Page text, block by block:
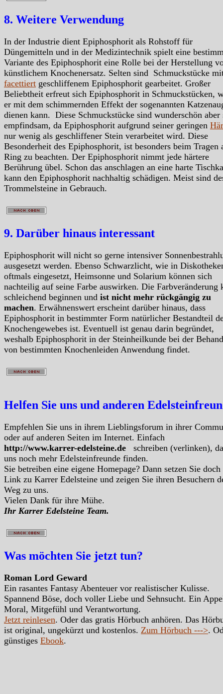
8. Weitere Verwendung
In der Industrie dient Epiphosphorit als Rohstoff für
Düngemitteln und in der Medizintechnik spielt eine
Variante des Epiphosphorit eine Rolle bei der Herstellung
künstlichem Knochenersatz. Selten sind Schmuckstücke
facettiert geschliffenem Epiphosphorit gearbeitet. Großer
Beliebtheit erfreut sich Epiphosphorit in Schmuckstücken,
er mit dem schimmernden Effekt der sogenannten
dienen kann. Diese Schmuckstücke sind wunderschön aber
empfindsam, da Epiphosphorit aufgrund seiner geringen
nur wenig als geschliffener Stein verarbeitet wird. Diese
Besonderheit des Epiphosphorit, ist besonders beim Tragen
Ring zu beachten. Der Epiphosphorit nimmt jede härtere
Berührung übel. Schon das anschlagen an eine harte
kann den Epiphosphorit nachhaltig schädigen. Meist sind
Trommelsteine in Gebrauch.
9. Darüber hinaus interessant
Epiphosphorit will nicht so gerne intensiver
ausgesetzt werden. Ebenso Schwarzlicht, wie in
oftmals eingesetzt, Heimsonne und Solarium können sich
nachteilig auf seine Farbe auswirken. Die Farbveränderung
schleichend beginnen und ist nicht mehr rückgängig zu
machen. Erwähnenswert erscheint darüber hinaus, dass
Epiphosphorit in bestimmter Form natürlicher Bestandteil
Knochengewebes ist. Eventuell ist genau darin begründet,
weshalb Epiphosphorit in der Steinheilkunde bei der
von bestimmten Knochenleiden Anwendung findet.
Helfen Sie uns und anderen
Empfehlen Sie uns in ihrem Lieblingsforum in ihrer
oder auf anderen Seiten im Internet. Einfach
http://www.karrer-edelsteine.de
schreiben (verlinken),
uns noch mehr Edelsteinfreunde finden.
Sie betreiben eine eigene Homepage? Dann setzen Sie doch
Link zu Karrer Edelsteine und zeigen Sie ihren Besuchern
Weg zu uns.
Vielen Dank für ihre Mühe.
Ihr Karrer Edelsteine Team.
Was möchten Sie jetzt tun?
Roman Lord Geward
Ein rasantes Fantasy Abenteuer vor realistischer Kulisse.
Spannend Böse, doch voller Liebe und Sehnsucht. Ein
Moral, Mitgefühl und Verantwortung.
Jetzt reinlesen. Oder das gratis Hörbuch anhören. Das
ist original, ungekürzt und kostenlos. Zum Hörbuch --->.
günstiges Ebook.